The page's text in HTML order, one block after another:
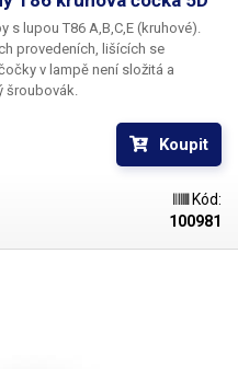
kg
s lupou T86 A,B,C,E (kruhové).
provedeních, lišících se
v lampě není složitá a
šroubovák.
Koupit
Kód:
100981